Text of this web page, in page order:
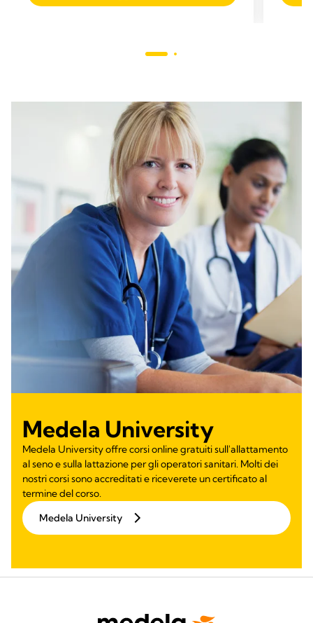
Medela University
Medela University offre corsi online gratuiti sull'allattamento
al seno e sulla lattazione per gli operatori sanitari. Molti dei
nostri corsi sono accreditati e riceverete un certificato al
termine del corso.
Medela University